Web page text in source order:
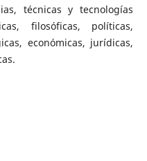
técnicas y tecnologías
filosóficas, políticas,
económicas, jurídicas,